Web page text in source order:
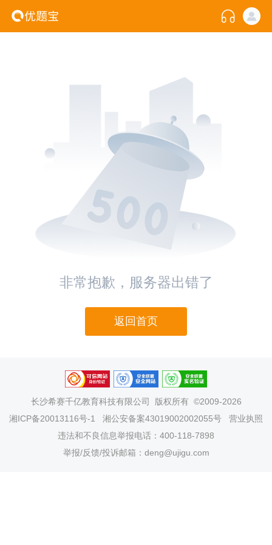
非常抱歉，服务器出错了
返回首页
长沙希赛千亿教育科技有限公司
版权所有 ©2009-2026
湘ICP备20013116号-1
湘公安备案43019002002055号
营业执照
违法和不良信息举报电话：400-118-7898
举报/反馈/投诉邮箱：deng@ujigu.com